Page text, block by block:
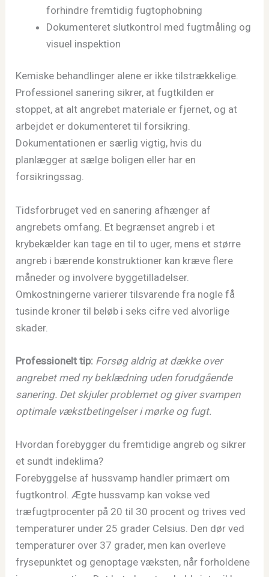
forhindre fremtidig fugtophobning
Dokumenteret slutkontrol med fugtmåling og
visuel inspektion
Kemiske behandlinger alene er ikke tilstrækkelige.
Professionel sanering sikrer, at fugtkilden er
stoppet, at alt angrebet materiale er fjernet, og at
arbejdet er dokumenteret til forsikring.
Dokumentationen er særlig vigtig, hvis du
planlægger at sælge boligen eller har en
forsikringssag.
Tidsforbruget ved en sanering afhænger af
angrebets omfang. Et begrænset angreb i et
krybekælder kan tage en til to uger, mens et større
angreb i bærende konstruktioner kan kræve flere
måneder og involvere byggetilladelser.
Omkostningerne varierer tilsvarende fra nogle få
tusinde kroner til beløb i seks cifre ved alvorlige
skader.
Professionelt tip: Forsøg aldrig at dække over
angrebet med ny beklædning uden forudgående
sanering. Det skjuler problemet og giver svampen
optimale vækstbetingelser i mørke og fugt.
Hvordan forebygger du fremtidige angreb og sikrer
et sundt indeklima?
Forebyggelse af hussvamp handler primært om
fugtkontrol. Ægte hussvamp kan vokse ved
træfugtprocenter på 20 til 30 procent og trives ved
temperaturer under 25 grader Celsius. Den dør ved
temperaturer over 37 grader, men kan overleve
frysepunktet og genoptage væksten, når forholdene